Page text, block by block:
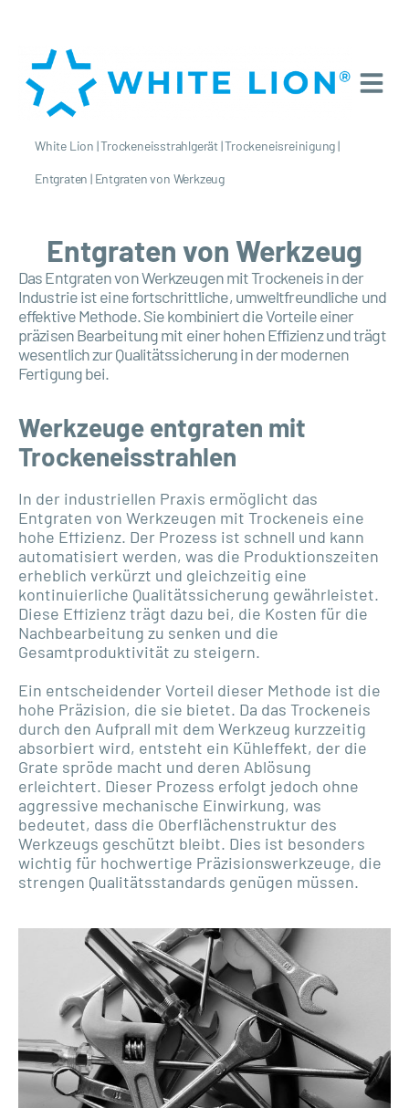
White Lion |Trockeneisstrahlgerät|Trockeneisreinigung|
Entgraten | Entgraten von Werkzeug
Entgraten von Werkzeug
Das Entgraten von Werkzeugen mit Trockeneis in der
Industrie ist eine fortschrittliche, umweltfreundliche und
effektive Methode. Sie kombiniert die Vorteile einer
präzisen Bearbeitung mit einer hohen Effizienz und trägt
wesentlich zur Qualitätssicherung in der modernen
Fertigung bei.
Werkzeuge entgraten mit
Trockeneisstrahlen
In der industriellen Praxis ermöglicht das
Entgraten von Werkzeugen mit Trockeneis eine
hohe Effizienz. Der Prozess ist schnell und kann
automatisiert werden, was die Produktionszeiten
erheblich verkürzt und gleichzeitig eine
kontinuierliche Qualitätssicherung gewährleistet.
Diese Effizienz trägt dazu bei, die Kosten für die
Nachbearbeitung zu senken und die
Gesamtproduktivität zu steigern.
Ein entscheidender Vorteil dieser Methode ist die
hohe Präzision, die sie bietet. Da das Trockeneis
durch den Aufprall mit dem Werkzeug kurzzeitig
absorbiert wird, entsteht ein Kühleffekt, der die
Grate spröde macht und deren Ablösung
erleichtert. Dieser Prozess erfolgt jedoch ohne
aggressive mechanische Einwirkung, was
bedeutet, dass die Oberflächenstruktur des
Werkzeugs geschützt bleibt. Dies ist besonders
wichtig für hochwertige Präzisionswerkzeuge, die
strengen Qualitätsstandards genügen müssen.